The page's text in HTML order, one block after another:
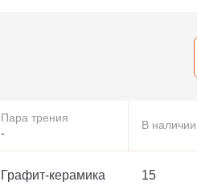
Пара трения
-
В наличии
Графит-керамика 15